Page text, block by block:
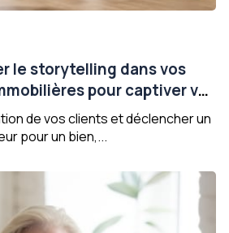
le storytelling dans vos
pour captiver vos
de vos clients et déclencher un
pour un bien,...